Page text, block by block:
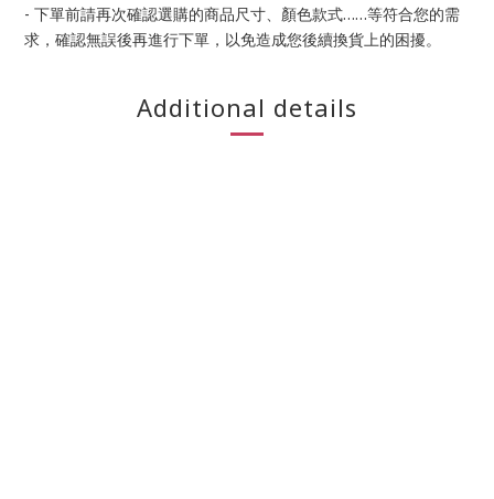
- 下單前請再次確認選購的商品尺寸、顏色款式……等符合您的需
求，確認無誤後再進行下單，以免造成您後續換貨上的困擾。
Additional details